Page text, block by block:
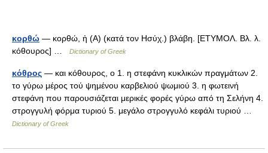
κορθώ — κορθώ, ἡ (Α) (κατά τον Ησύχ.) βλάβη. [ΕΤΥΜΟΛ. Βλ. λ.
κόθουρος] …
Dictionary of Greek
κόθρος — και κόθουρος, ο 1. η στεφάνη κυκλικών πραγμάτων 2.
το γύρω μέρος τού ψημένου καρβελιού ψωμιού 3. η φωτεινή
στεφάνη που παρουσιάζεται μερικές φορές γύρω από τη Σελήνη 4.
στρογγυλή φόρμα τυριού 5. μεγάλο στρογγυλό κεφάλι τυριού …
Dictionary of Greek